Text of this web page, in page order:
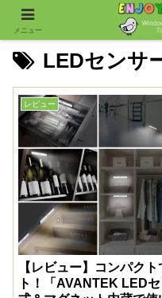
LEDセンサ
レビュー
【レビュー】コンパク
ト！「AVANTEK LED
メニュー